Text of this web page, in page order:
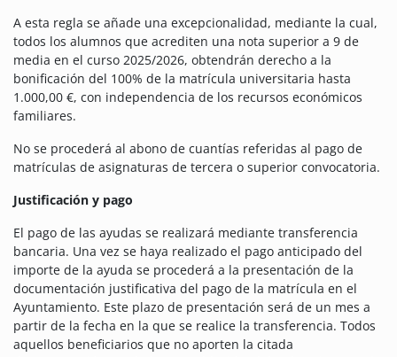
A esta regla se añade una excepcionalidad, mediante la cual,
todos los alumnos que acrediten una nota superior a 9 de
media en el curso 2025/2026, obtendrán derecho a la
bonificación del 100% de la matrícula universitaria hasta
1.000,00 €, con independencia de los recursos económicos
familiares.
No se procederá al abono de cuantías referidas al pago de
matrículas de asignaturas de tercera o superior convocatoria.
Justificación y pago
El pago de las ayudas se realizará mediante transferencia
bancaria. Una vez se haya realizado el pago anticipado del
importe de la ayuda se procederá a la presentación de la
documentación justificativa del pago de la matrícula en el
Ayuntamiento. Este plazo de presentación será de un mes a
partir de la fecha en la que se realice la transferencia. Todos
aquellos beneficiarios que no aporten la citada